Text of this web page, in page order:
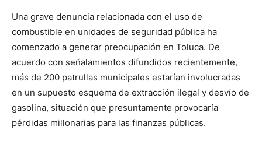
Una grave denuncia relacionada con el uso de
combustible en unidades de seguridad pública ha
comenzado a generar preocupación en Toluca. De
acuerdo con señalamientos difundidos recientemente,
más de 200 patrullas municipales estarían involucradas
en un supuesto esquema de extracción ilegal y desvío de
gasolina, situación que presuntamente provocaría
pérdidas millonarias para las finanzas públicas.